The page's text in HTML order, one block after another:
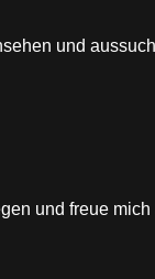
und
und freue